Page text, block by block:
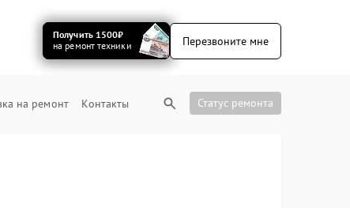
Получить 1500₽
на ремонт техники
Перезвоните мне
на ремонт Контакты Статус ремонта